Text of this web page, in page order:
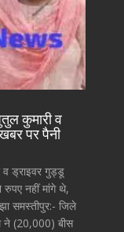
कुमारी व
पर पैनी
व ड्राइवर गुड्डू
नहीं मांगे थे,
समस्तीपुर:- जिले
ने (20,000) बीस